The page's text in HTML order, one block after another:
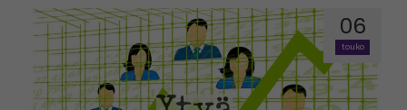
06
touko